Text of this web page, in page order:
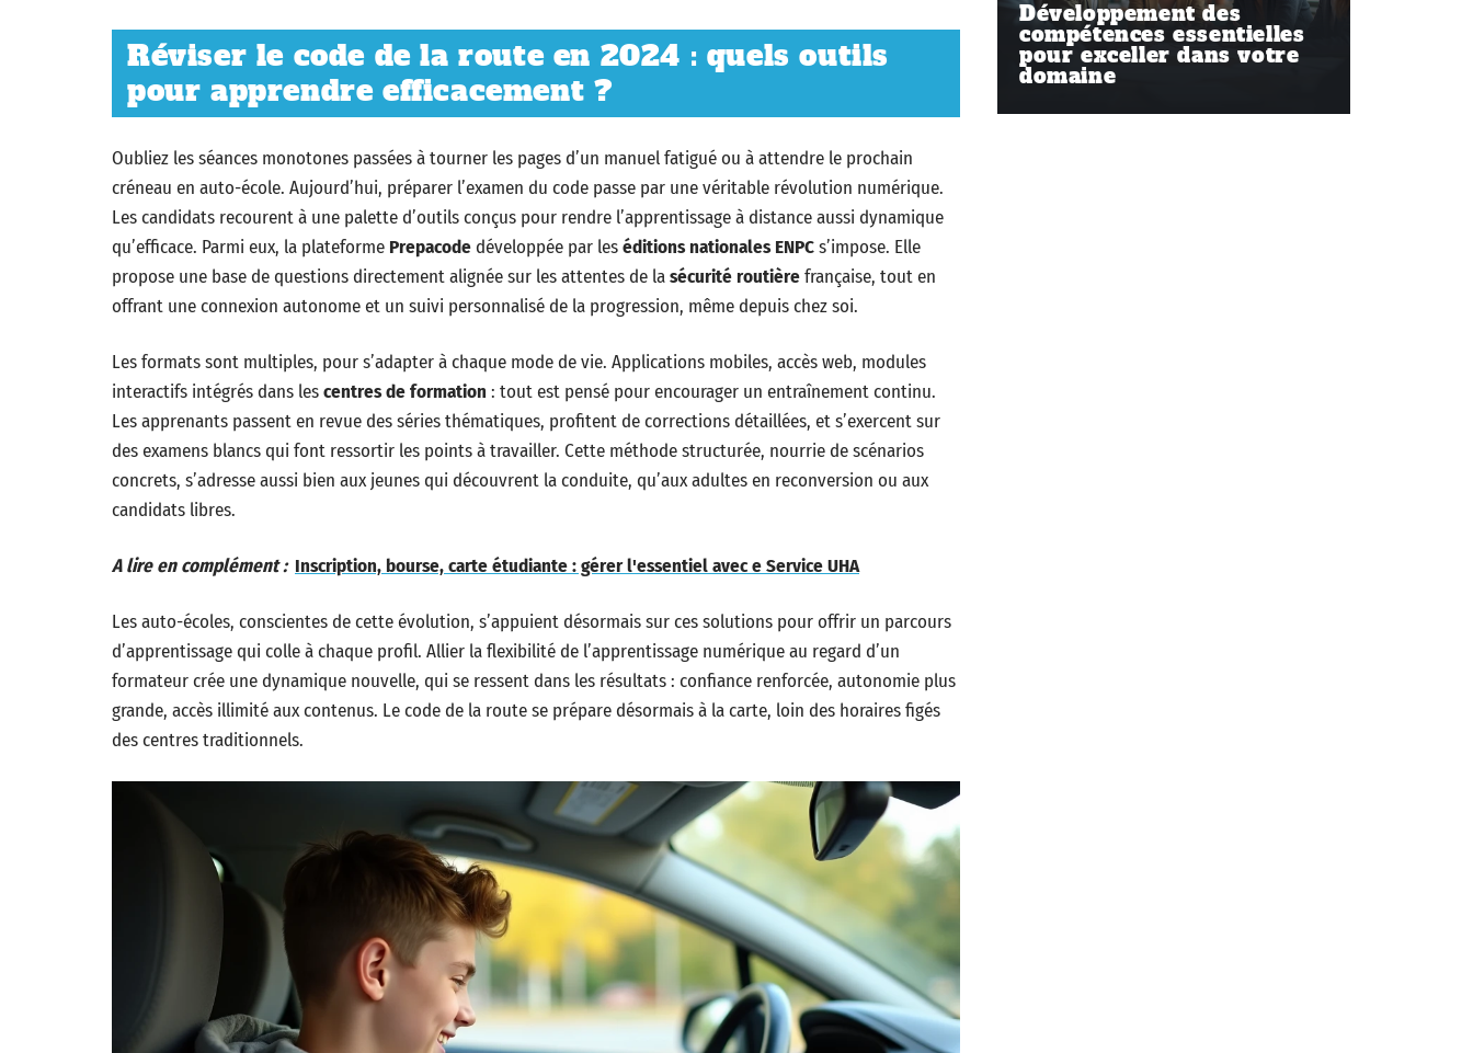
Réviser le code de la route en 2024 : quels outils
pour apprendre efficacement ?
Oubliez les séances monotones passées à tourner les pages d’un manuel fatigué ou à attendre le prochain
créneau en auto-école. Aujourd’hui, préparer l’examen du code passe par une véritable révolution numérique.
Les candidats recourent à une palette d’outils conçus pour rendre l’apprentissage à distance aussi dynamique
qu’efficace. Parmi eux, la plateforme Prepacodedéveloppée par leséditions nationales ENPCs’impose. Elle
propose une base de questions directement alignée sur les attentes de lasécurité routièrefrançaise, tout en
offrant une connexion autonome et un suivi personnalisé de la progression, même depuis chez soi.
Les formats sont multiples, pour s’adapter à chaque mode de vie. Applications mobiles, accès web, modules
interactifs intégrés dans lescentres de formation : tout est pensé pour encourager un entraînement continu.
Les apprenants passent en revue des séries thématiques, profitent de corrections détaillées, et s’exercent sur
des examens blancs qui font ressortir les points à travailler. Cette méthode structurée, nourrie de scénarios
concrets, s’adresse aussi bien aux jeunes qui découvrent la conduite, qu’aux adultes en reconversion ou aux
candidats libres.
A lire en complément : Inscription, bourse, carte étudiante : gérer l'essentiel avec e Service UHA
Les auto-écoles, conscientes de cette évolution, s’appuient désormais sur ces solutions pour offrir un parcours
d’apprentissage qui colle à chaque profil. Allier la flexibilité de l’apprentissage numérique au regard d’un
formateur crée une dynamique nouvelle, qui se ressent dans les résultats : confiance renforcée, autonomie plus
grande, accès illimité aux contenus. Le code de la route se prépare désormais à la carte, loin des horaires figés
des centres traditionnels.
Développement des
compétences essentielles
pour exceller dans votre
domaine